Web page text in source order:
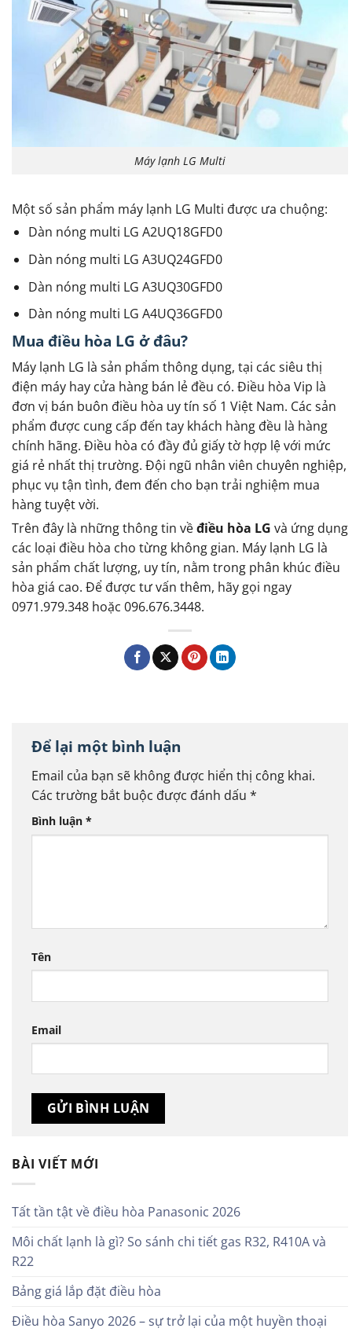
BÀI VIẾT MỚI
Tất tần tật về điều hòa Panasonic 2026
Môi chất lạnh là gì? So sánh chi tiết gas R32, R410A và
R22
Bảng giá lắp đặt điều hòa
Điều hòa Sanyo 2026 – sự trở lại của một huyền thoại
Máy lạnh LG Multi
Một số sản phẩm máy lạnh LG Multi được ưa chuộng:
Dàn nóng multi LG A2UQ18GFD0
Dàn nóng multi LG A3UQ24GFD0
Dàn nóng multi LG A3UQ30GFD0
Dàn nóng multi LG A4UQ36GFD0
Mua điều hòa LG ở đâu?
Máy lạnh LG là sản phẩm thông dụng, tại các siêu thị
điện máy hay cửa hàng bán lẻ đều có. Điều hòa Vip là
đơn vị bán buôn điều hòa uy tín số 1 Việt Nam. Các sản
phẩm được cung cấp đến tay khách hàng đều là hàng
chính hãng. Điều hòa có đầy đủ giấy tờ hợp lệ với mức
giá rẻ nhất thị trường. Đội ngũ nhân viên chuyên nghiệp,
phục vụ tận tình, đem đến cho bạn trải nghiệm mua
hàng tuyệt vời.
Trên đây là những thông tin vềđiều hòa LG và ứng dụng
các loại điều hòa cho từng không gian. Máy lạnh LG là
sản phẩm chất lượng, uy tín, nằm trong phân khúc điều
hòa giá cao. Để được tư vấn thêm, hãy gọi ngay
0971.979.348 hoặc 096.676.3448.
Để lại một bình luận
Email của bạn sẽ không được hiển thị công khai.
Các trường bắt buộc được đánh dấu *
Bình luận *
Tên
Email